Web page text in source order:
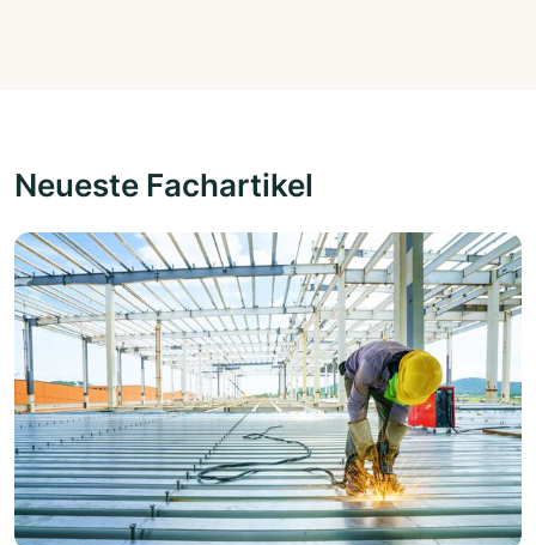
Neueste Fachartikel